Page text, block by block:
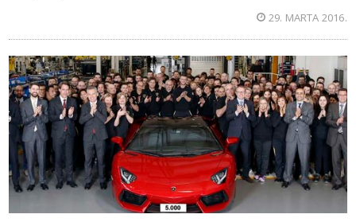
29. MARTA 2016.